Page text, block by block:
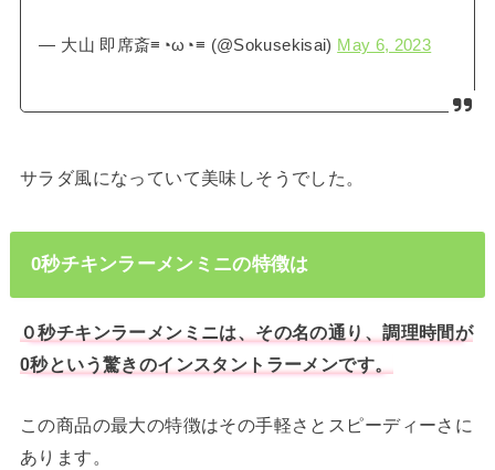
— 大山 即席斎≡◔ω◔≡ (@Sokusekisai) May 6, 2023
サラダ風になっていて美味しそうでした。
0秒チキンラーメンミニの特徴は
０秒チキンラーメンミニは、その名の通り、調理時間が
0秒という驚きのインスタントラーメンです。
この商品の最大の特徴はその手軽さとスピーディーさに
あります。